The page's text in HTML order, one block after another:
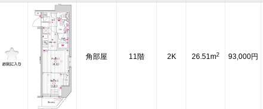
角部屋 11階 2K 26.51m2 93,000円